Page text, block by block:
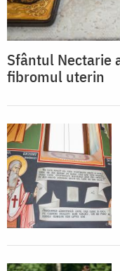
Sfântul Nectarie
fibromul uterin